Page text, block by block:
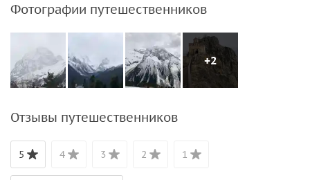
Фотографии путешественников
+2
Отзывы путешественников
5 4 3 2 1